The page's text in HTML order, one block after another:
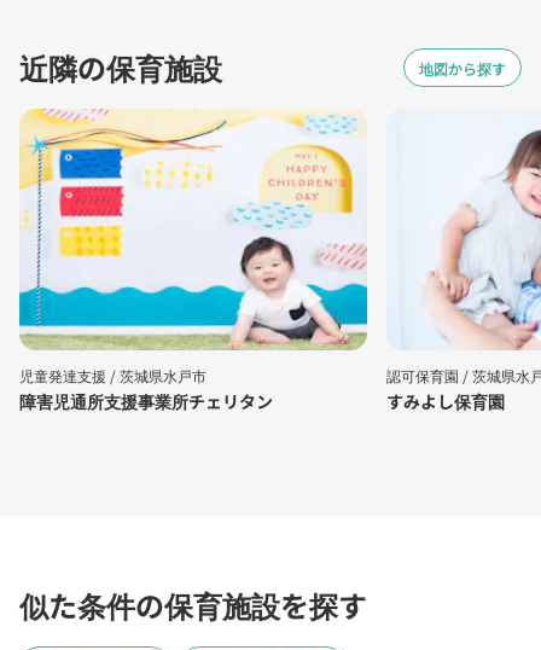
近隣の保育施設 地図から探す
児童発達支援 /茨城県水戸市
障害児通所支援事業所チェリタン
認可保育園 /茨城県水
すみよし保育園
似た条件の保育施設を探す